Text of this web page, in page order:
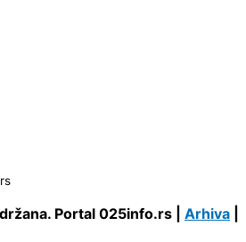
Portal 025info.rs | Arhiva